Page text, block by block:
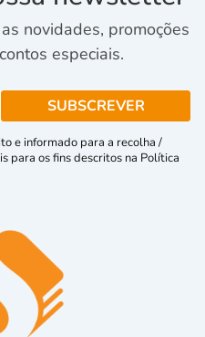
novidades, promoções
especiais.
e informado para a recolha /
para os fins descritos na Política